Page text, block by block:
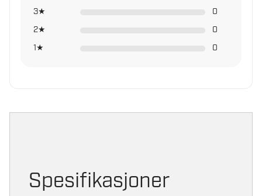
3★
0
2★
0
1★
0
Spesifikasjoner